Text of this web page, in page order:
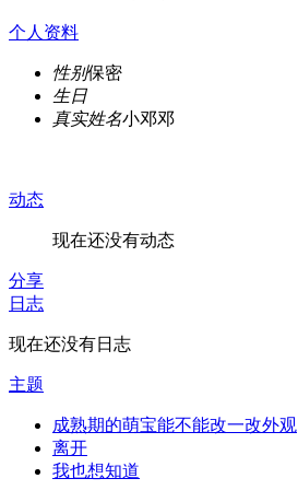
个人资料
性别保密
生日
真实姓名小邓邓
动态
现在还没有动态
分享
日志
现在还没有日志
主题
成熟期的萌宝能不能改一改外观
离开
我也想知道